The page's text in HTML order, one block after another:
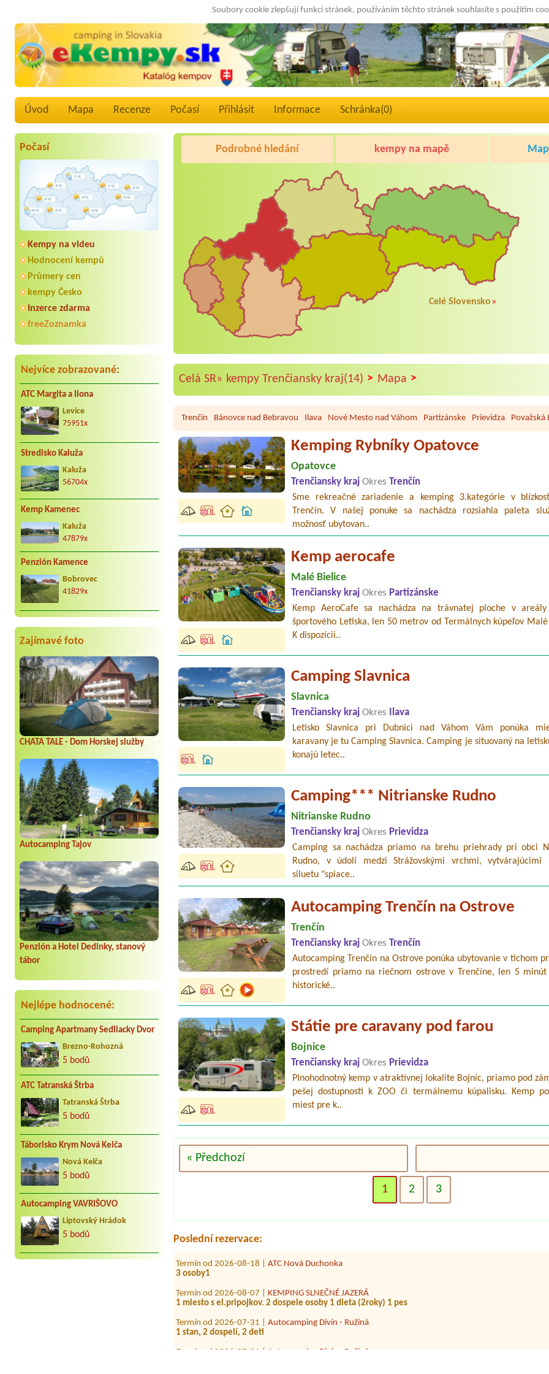
Soubory cookie zlepšují funkci stránek, používáním těchto stránek souhlasíte s použitím
Úvod Mapa Recenze Počasí Přihlásit Informace Schránka(0)
Počasí
Kempy na videu
Hodnocení kempů
Průmery cen
kempy Česko
Inzerce zdarma
freeZoznamka
Nejvíce zobrazované:
ATC Margita a Ilona
Levice
75951x
Stredisko Kaluža
Kaluža
56704x
Kemp Kamenec
Kaluža
47879x
Penzión Kamence
Bobrovec
41829x
Zajímavé foto
CHATA TALE - Dom Horskej služby
Autocamping Tajov
Penzión a Hotel Dedinky, stanový
tábor
Nejlépe hodnocené:
Camping Apartmany Sedliacky Dvor
Brezno-Rohozná
5 bodů
ATC Tatranská Štrba
Tatranská Štrba
5 bodů
Táborisko Krym Nová Kelča
Nová Kelča
5 bodů
Autocamping VAVRIŠOVO
Liptovský Hrádok
5 bodů
Podrobné hledání kempy na mapě
Celé Slovensko»
Celá SR» kempy Trenčiansky kraj(14) > Mapa >
Trenčín Bánovce nad Bebravou Ilava Nové Mesto nad Váhom Partizánske Prievidza Považská
Kemping Rybníky Opatovce
Opatovce
Trenčiansky krajOkres Trenčín
Sme rekreačné zariadenie a kemping 3.kategórie v
Trenčín. V našej ponuke sa nachádza rozsiahla paleta
možnosť ubytovan..
Kemp aerocafe
Malé Bielice
Trenčiansky krajOkres Partizánske
Kemp AeroCafe sa nachádza na trávnatej ploche v
športového Letiska, len 50 metrov od Termálnych kúpeľov
K dispozícii..
Camping Slavnica
Slavnica
Trenčiansky krajOkres Ilava
Letisko Slavnica pri Dubnici nad Váhom Vám ponúka
karavany je tu Camping Slavnica. Camping je situovaný na
konajú letec..
Camping*** Nitrianske Rudno
Nitrianske Rudno
Trenčiansky krajOkres Prievidza
Camping sa nachádza priamo na brehu priehrady pri obci
Rudno, v údolí medzi Strážovskými vrchmi, vytvárajúcimi
siluetu "spiace..
Autocamping Trenčín na Ostrove
Trenčín
Trenčiansky krajOkres Trenčín
Autocamping Trenčín na Ostrove ponúka ubytovanie v tichom
prostredí priamo na riečnom ostrove v Trenčíne, len 5 minút
historické..
Státie pre caravany pod farou
Bojnice
Trenčiansky krajOkres Prievidza
Plnohodnotný kemp v atraktívnej lokalite Bojníc, priamo pod
pešej dostupnosti k ZOO či termálnemu kúpalisku. Kemp
miest pre k..
« Předchozí
1 2 3
Poslední rezervace:
Termín od 2026-08-02 |AVA Thermalpark Diakovce
Campervan 2 adults 2 children age 10 & 14 with electric
Areál AQUAREA Čierna Voda
Termín od 2026-07-21 |
3 osoby1
1 miesto s el.pripojkov. 2 dospele osoby 1 dieta (2roky) 1 pes
1 stan, 2 dospelí, 2 deti
1 miesto pre jeden stan 3 dospelý a jedno babatko1 miesto prípojka